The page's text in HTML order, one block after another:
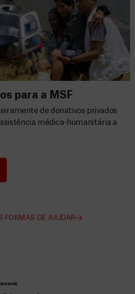
para a MSF
para a MSF
de donativos privados
médica-humanitária a
FORMAS DE AJUDAR